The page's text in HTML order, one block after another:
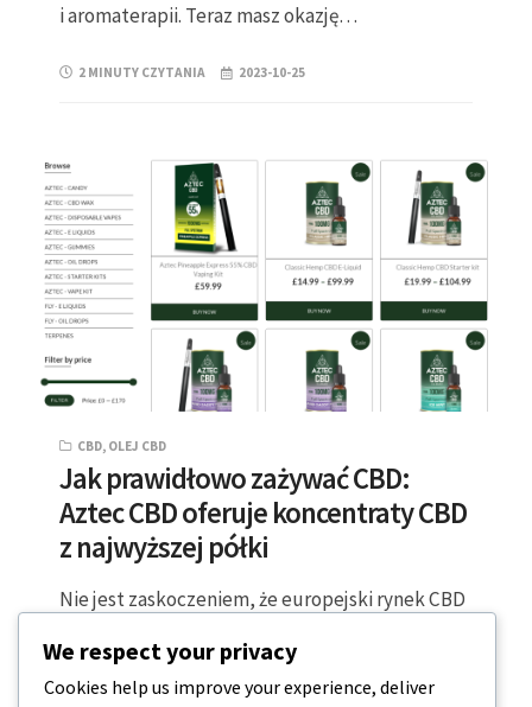
i aromaterapii. Teraz masz okazję…
2 MINUTY CZYTANIA 2023-10-25
CBD, OLEJ CBD
Jak prawidłowo zażywać CBD:
Aztec CBD oferuje koncentraty CBD
z najwyższej półki
Nie jest zaskoczeniem, że europejski rynek CBD
z ponad 3 miliardami euro sprzedaży w…
We respect your privacy
Cookies help us improve your experience, deliver